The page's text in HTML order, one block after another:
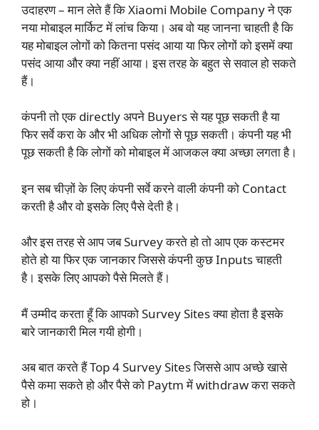
उदाहरण – मान लेते हैं कि Xiaomi Mobile Company ने एक
नया मोबाइल मार्किट में लांच किया। अब वो यह जानना चाहती है कि
यह मोबाइल लोगों को कितना पसंद आया या फिर लोगों को इसमें क्या
पसंद आया और क्या नहीं आया। इस तरह के बहुत से सवाल हो सकते
हैं।
कंपनी तो एक directly अपने Buyers से यह पूछ सकती है या
फिर सर्वे करा के और भी अधिक लोगों से पूछ सकती। कंपनी यह भी
पूछ सकती है कि लोगों को मोबाइल में आजकल क्या अच्छा लगता है।
इन सब चीज़ों के लिए कंपनी सर्वे करने वाली कंपनी को Contact
करती है और वो इसके लिए पैसे देती है।
और इस तरह से आप जब Survey करते हो तो आप एक कस्टमर
होते हो या फिर एक जानकार जिससे कंपनी कुछ Inputs चाहती
है। इसके लिए आपको पैसे मिलते हैं।
मैं उम्मीद करता हूँ कि आपको Survey Sites क्या होता है इसके
बारे जानकारी मिल गयी होगी।
अब बात करते हैं Top 4 Survey Sites जिससे आप अच्छे खासे
पैसे कमा सकते हो और पैसे को Paytm में withdraw करा सकते
हो।